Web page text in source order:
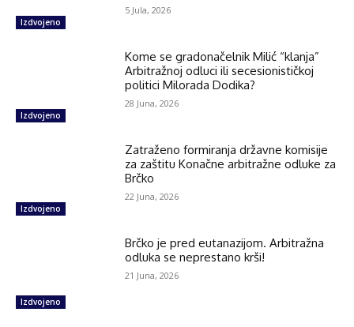
Izdvojeno
5 Jula, 2026
Izdvojeno
Kome se gradonačelnik Milić “klanja”
Arbitražnoj odluci ili secesionističkoj
politici Milorada Dodika?
28 Juna, 2026
Izdvojeno
Zatraženo formiranja državne komisije
za zaštitu Konačne arbitražne odluke za
Brčko
22 Juna, 2026
Izdvojeno
Brčko je pred eutanazijom. Arbitražna
odluka se neprestano krši!
21 Juna, 2026